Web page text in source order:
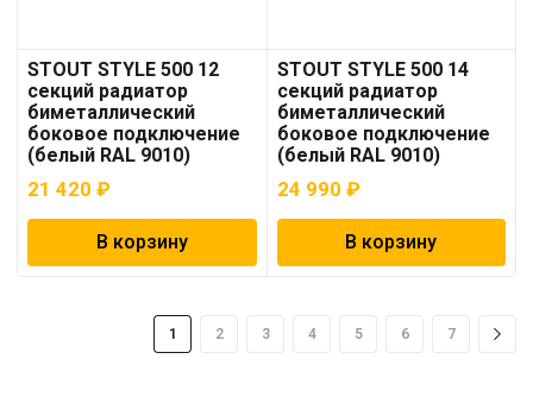
STOUT STYLE 500 12
секций радиатор
биметаллический
боковое подключение
(белый RAL 9010)
21 420 ₽
В корзину
STOUT STYLE 500 14
секций радиатор
биметаллический
боковое подключение
(белый RAL 9010)
24 990 ₽
В корзину
1 2 3 4 5 6 7